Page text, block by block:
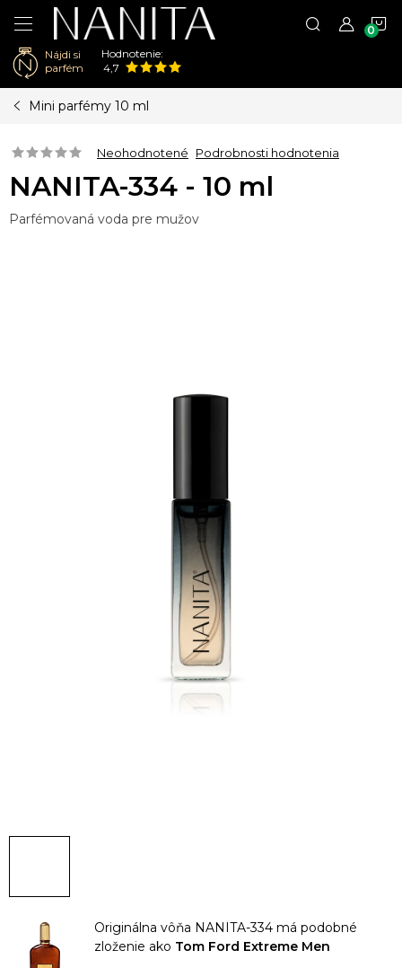
Nájdi si
parfém
Hodnotenie:
4,7
Mini parfémy 10 ml
Neohodnotené Podrobnosti hodnotenia
NANITA-334 - 10 ml
Parfémovaná voda pre mužov
Originálna vôňa NANITA-334 má podobné
zloženie ako Tom Ford Extreme Men